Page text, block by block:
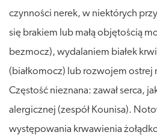
czynności nerek, w niektórych
się brakiem lub małą objętością
bezmocz), wydalaniem białek
(białkomocz) lub rozwojem
Częstość nieznana: zawał serca,
alergicznej (zespół Kounisa).
występowania krwawienia